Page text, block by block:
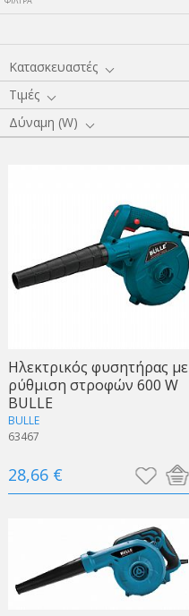
Κατασκευαστές
Τιμές
Δύναμη (W)
Ηλεκτρικός φυσητήρας με
ρύθμιση στροφών 600 W
BULLE
BULLE
63467
28,66 €